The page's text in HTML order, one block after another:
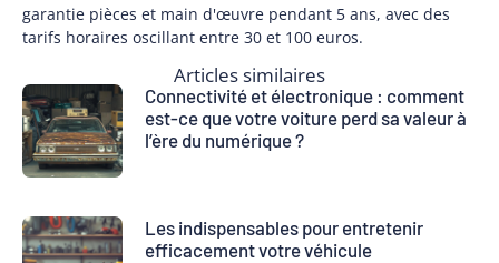
garantie pièces et main d'œuvre pendant 5 ans, avec des
tarifs horaires oscillant entre 30 et 100 euros.
Articles similaires
Connectivité et électronique : comment
est-ce que votre voiture perd sa valeur à
l’ère du numérique ?
Les indispensables pour entretenir
efficacement votre véhicule